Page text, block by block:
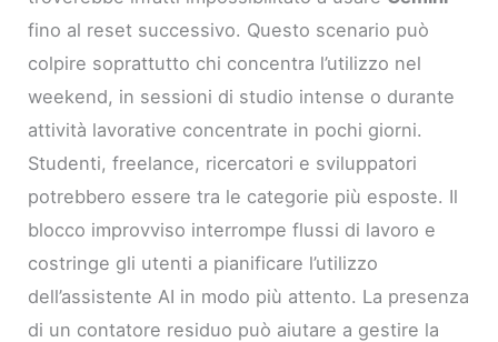
fino al reset successivo. Questo scenario può
colpire soprattutto chi concentra l’utilizzo nel
weekend, in sessioni di studio intense o durante
attività lavorative concentrate in pochi giorni.
Studenti, freelance, ricercatori e sviluppatori
potrebbero essere tra le categorie più esposte. Il
blocco improvviso interrompe flussi di lavoro e
costringe gli utenti a pianificare l’utilizzo
dell’assistente AI in modo più attento. La presenza
di un contatore residuo può aiutare a gestire la